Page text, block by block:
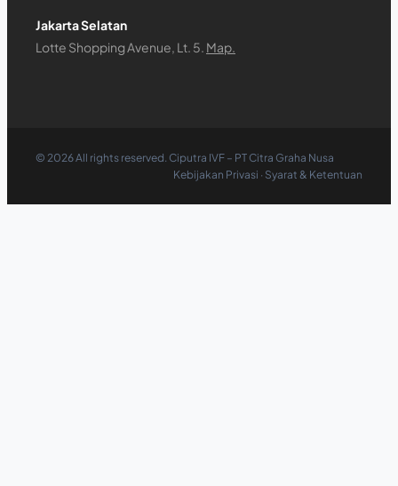
Jakarta Selatan
Lotte Shopping Avenue, Lt. 5. Map.
© 2026All rights reserved. Ciputra IVF – PT Citra Graha Nusa
Kebijakan Privasi · Syarat & Ketentuan